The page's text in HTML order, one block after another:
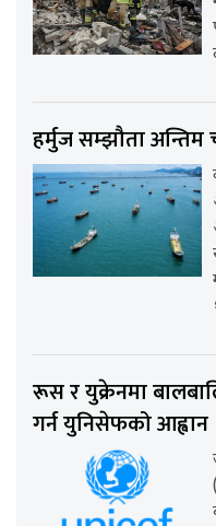
हर्मुज सम्झौता
रूस र युक्रेनमा
गर्न युनिसेफको आह्वान